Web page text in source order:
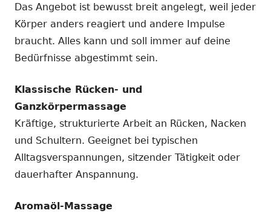
Das Angebot ist bewusst breit angelegt, weil jeder
Körper anders reagiert und andere Impulse
braucht. Alles kann und soll immer auf deine
Bedürfnisse abgestimmt sein.
Klassische Rücken- und
Ganzkörpermassage
Kräftige, strukturierte Arbeit an Rücken, Nacken
und Schultern. Geeignet bei typischen
Alltagsverspannungen, sitzender Tätigkeit oder
dauerhafter Anspannung.
Aromaöl-Massage